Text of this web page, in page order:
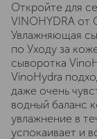
Откройте для
VINOHYDRA от
Увлажняющая
по Уходу за
сыворотка
VinoHydra
даже очень
водный баланс
увлажнение в
успокаивает и